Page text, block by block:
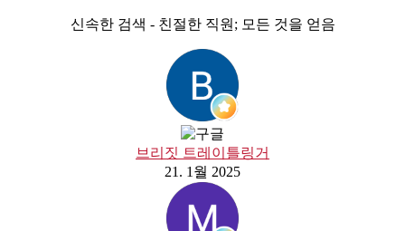
신속한 검색 - 친절한 직원; 모든 것을 얻음
브리짓 트레이틀링거
21. 1월 2025